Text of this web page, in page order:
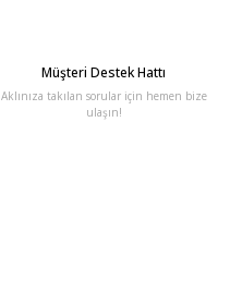
Müşteri Destek Hattı
Aklınıza takılan sorular için hemen bize
ulaşın!